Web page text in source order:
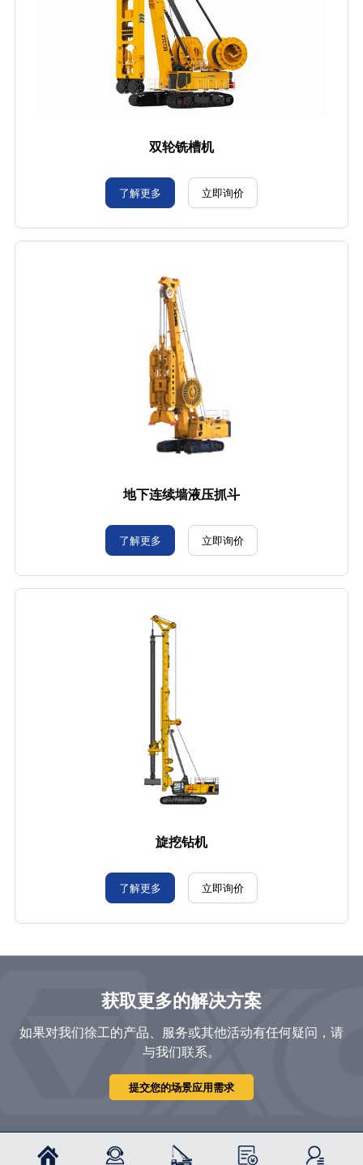
双轮铣槽机
了解更多 立即询价
地下连续墙液压抓斗
了解更多 立即询价
旋挖钻机
了解更多 立即询价
获取更多的解决方案
如果对我们徐工的产品、服务或其他活动有任何疑问，请
与我们联系。
提交您的场景应用需求